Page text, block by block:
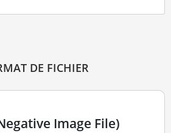
DE FICHIER
Image File)